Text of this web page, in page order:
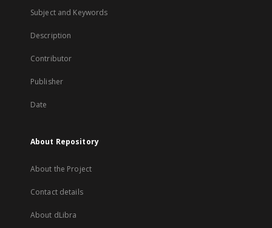
Subject and Keywords
Description
Contributor
Publisher
Date
About Repository
About the Project
Contact details
About dLibra